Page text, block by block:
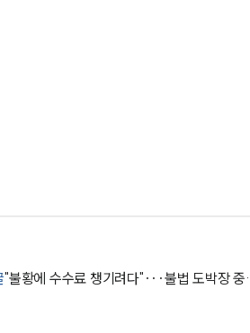
업무분야 "불황에 수수